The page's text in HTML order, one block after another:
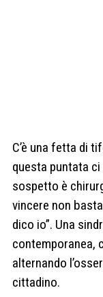
C’è una fetta di
questa puntata
sospetto è
vincere non
dico io”. Una
contemporanea,
alternando
cittadino.